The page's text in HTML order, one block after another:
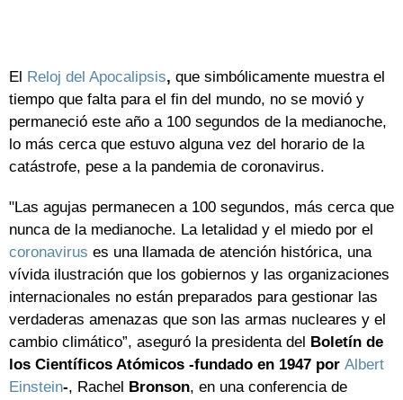
El Reloj del Apocalipsis, que simbólicamente muestra el
tiempo que falta para el fin del mundo, no se movió y
permaneció este año a 100 segundos de la medianoche,
lo más cerca que estuvo alguna vez del horario de la
catástrofe, pese a la pandemia de coronavirus.
"Las agujas permanecen a 100 segundos, más cerca que
nunca de la medianoche. La letalidad y el miedo por el
coronavirus es una llamada de atención histórica, una
vívida ilustración que los gobiernos y las organizaciones
internacionales no están preparados para gestionar las
verdaderas amenazas que son las armas nucleares y el
cambio climático”, aseguró la presidenta del Boletín de
los Científicos Atómicos -fundado en 1947 por Albert
Einstein-, Rachel Bronson, en una conferencia de